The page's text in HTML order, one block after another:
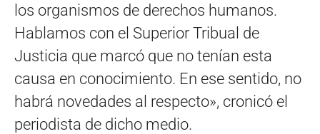
los organismos de derechos humanos.
Hablamos con el Superior Tribual de
Justicia que marcó que no tenían esta
causa en conocimiento. En ese sentido, no
habrá novedades al respecto», cronicó el
periodista de dicho medio.